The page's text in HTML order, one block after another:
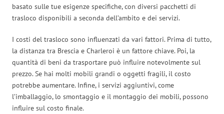
basato sulle tue esigenze specifiche, con diversi pacchetti di
trasloco disponibili a seconda dell’ambito e dei servizi.
I costi del trasloco sono influenzati da vari fattori. Prima di tutto,
la distanza tra Brescia e Charleroi è un fattore chiave. Poi, la
quantità di beni da trasportare può influire notevolmente sul
prezzo. Se hai molti mobili grandi o oggetti fragili, il costo
potrebbe aumentare. Infine, i servizi aggiuntivi, come
l’imballaggio, lo smontaggio e il montaggio dei mobili, possono
influire sul costo finale.